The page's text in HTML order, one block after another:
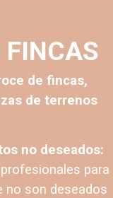
FINCAS
de fincas,
de terrenos
no deseados:
para
no son deseados